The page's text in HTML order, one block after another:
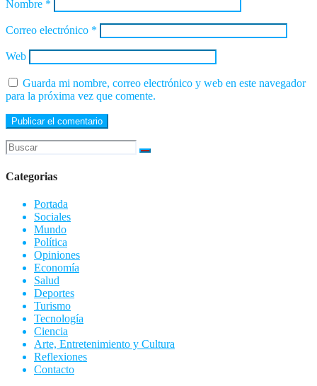
Nombre *
Correo electrónico *
Web
Guarda mi nombre, correo electrónico y web en este navegador
para la próxima vez que comente.
Categorias
Portada
Sociales
Mundo
Política
Opiniones
Economía
Salud
Deportes
Turismo
Tecnología
Ciencia
Arte, Entretenimiento y Cultura
Reflexiones
Contacto